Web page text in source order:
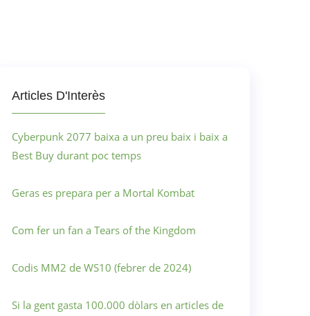
Articles D'Interès
Cyberpunk 2077 baixa a un preu baix i baix a
Best Buy durant poc temps
Geras es prepara per a Mortal Kombat
Com fer un fan a Tears of the Kingdom
Codis MM2 de WS10 (febrer de 2024)
Si la gent gasta 100.000 dòlars en articles de